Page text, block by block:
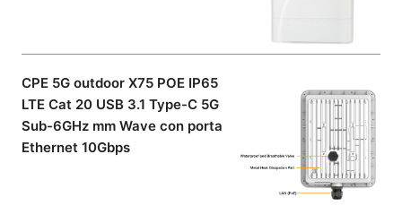
CPE 5G outdoor X75 POE IP65
LTE Cat 20 USB 3.1 Type-C 5G
Sub-6GHz mm Wave con porta
Ethernet 10Gbps